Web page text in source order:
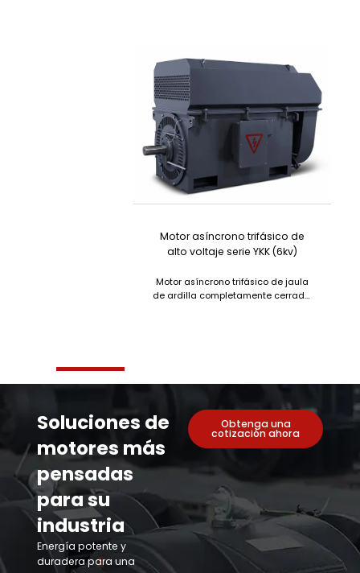
Motor asíncrono trifásico de
alto voltaje serie YKK (6kv)
Motor asíncrono trifásico de jaula
de ardilla completamente cerrado.
Soluciones de
motores más
pensadas
para su
industria
Energía potente y
duradera para una
Obtenga una
cotización ahora